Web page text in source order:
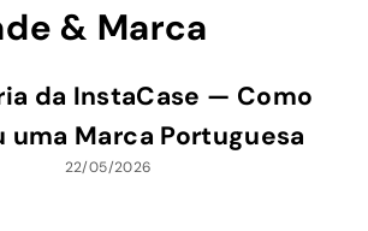
& Marca
da InstaCase — Como
uma Marca Portuguesa
22/05/2026